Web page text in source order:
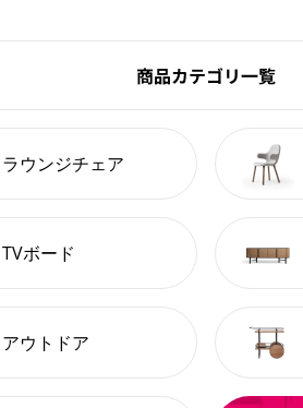
商品カテゴリ一覧
ラウンジチェア
TVボード
アウトドア